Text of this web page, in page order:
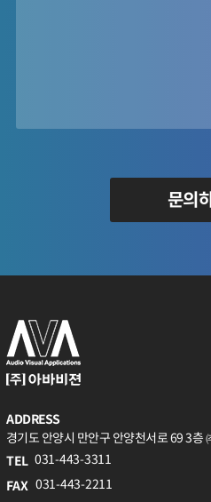
문의
ADDRESS
경기도 안양시 만안구 안양천서로 69 3층
TEL 031-443-3311
FAX 031-443-2211